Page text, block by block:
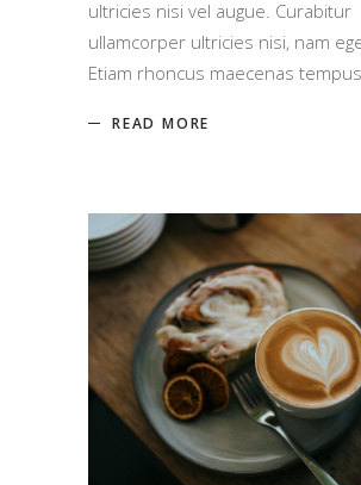
ultricies nisi vel augue. Curabitur
ullamcorper ultricies nisi, nam
Etiam rhoncus maecenas
READ MORE